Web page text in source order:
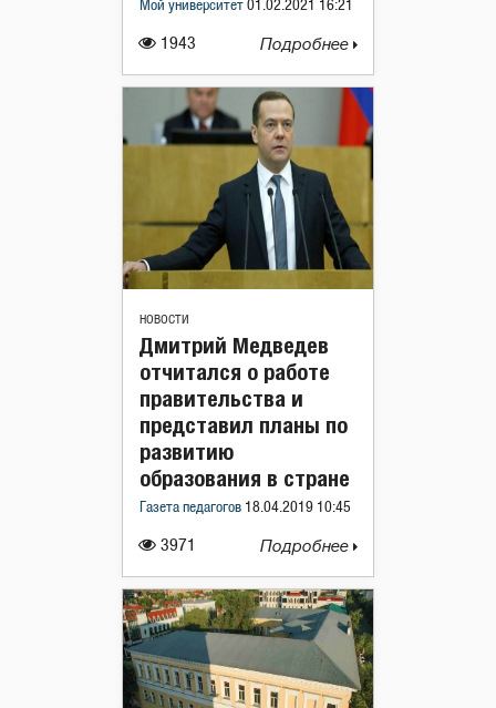
1943
Мой университет 01.02.2021 16:21
Подробнее
НОВОСТИ
3971
Дмитрий Медведев
отчитался о работе
правительства и
представил планы по
развитию
образования в стране
Газета педагогов 18.04.2019 10:45
Подробнее